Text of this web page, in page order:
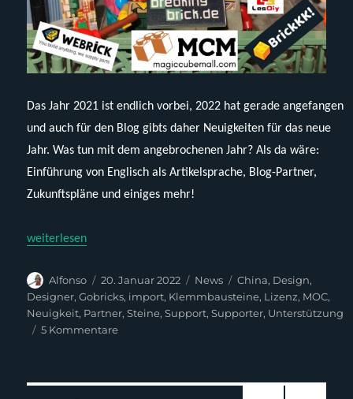
Das Jahr 2021 ist endlich vorbei, 2022 hat gerade angefangen
und auch für den Blog gibts daher Neuigkeiten für das neue
Jahr. Was tun mit dem angebrochenen Jahr? Als da wäre:
Einführung von Englisch als Artikelsprache, Blog-Partner,
Zukunftspläne und einiges mehr!
„Neuigkeiten bei Breaking Brick für 2022“
weiterlesen
Autor
Alfonso
Veröffentlicht
am
20. Januar 2022 Kategorien
News Schlagwörter
China, Design,
Designer,Gobricks, import, Klemmbausteine, Lizenz, MOC,
Neuigkeit, Partner,Steine,Support,Supporter, Unterstützung
5 Kommentarezu